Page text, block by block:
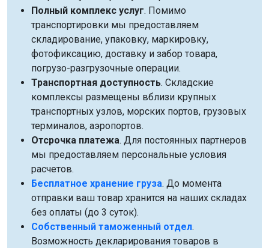
Полный комплекс услуг. Помимо
транспортировки мы предоставляем
складирование, упаковку, маркировку,
фотофиксацию, доставку и забор товара,
погрузо-разгрузочные операции.
Транспортная доступность. Складские
комплексы размещены вблизи крупных
транспортных узлов, морских портов, грузовых
терминалов, аэропортов.
Отсрочка платежа. Для постоянных партнеров
мы предоставляем персональные условия
расчетов.
Бесплатное хранение груза. До момента
отправки ваш товар хранится на наших складах
без оплаты (до 3 суток).
Собственный таможенный отдел.
Возможность декларирования товаров в